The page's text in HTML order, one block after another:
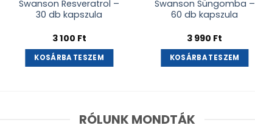
Swanson Resveratrol –
30 db kapszula
3 100 Ft
KOSÁRBA TESZEM
Swanson Süngomba –
60 db kapszula
3 990 Ft
KOSÁRBA TESZEM
RÓLUNK MONDTÁK